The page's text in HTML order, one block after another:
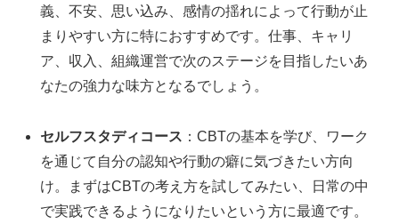
義、不安、思い込み、感情の揺れによって行動が止
まりやすい方に特におすすめです。仕事、キャリ
ア、収入、組織運営で次のステージを目指したいあ
なたの強力な味方となるでしょう。
セルフスタディコース ：CBTの基本を学び、ワーク
を通じて自分の認知や行動の癖に気づきたい方向
け。まずはCBTの考え方を試してみたい、日常の中
で実践できるようになりたいという方に最適です。